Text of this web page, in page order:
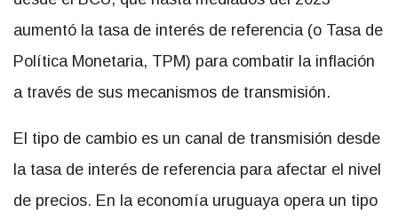
aumentó la tasa de interés de referencia (o Tasa de
Política Monetaria, TPM) para combatir la inflación
a través de sus mecanismos de transmisión.
El tipo de cambio es un canal de transmisión desde
la tasa de interés de referencia para afectar el nivel
de precios. En la economía uruguaya opera un tipo